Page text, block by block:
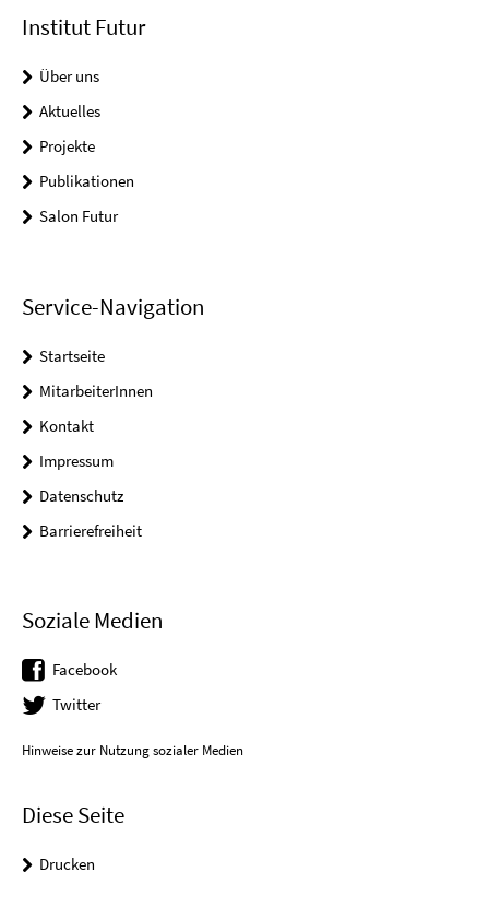
Institut Futur
Über uns
Aktuelles
Projekte
Publikationen
Salon Futur
Service-Navigation
Startseite
MitarbeiterInnen
Kontakt
Impressum
Datenschutz
Barrierefreiheit
Soziale Medien
Facebook
Twitter
Hinweise zur Nutzung sozialer Medien
Diese Seite
Drucken